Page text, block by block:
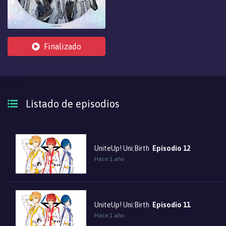
Finalizado
Listado de episodios
UniteUp! Uni:Birth Episodio 12
Hace 1 año
UniteUp! Uni:Birth Episodio 11
Hace 1 año